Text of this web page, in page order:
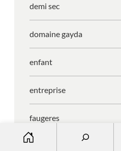
demi sec
domaine gayda
enfant
entreprise
faugeres
faustino